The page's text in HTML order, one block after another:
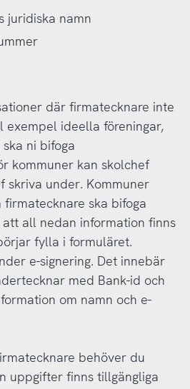
juridiska namn
där firmatecknare inte
exempel ideella föreningar,
ni bifoga
kommuner kan skolchef
skriva under. Kommuner
firmatecknare ska bifoga
all nedan information finns
fylla i formuläret.
e-signering. Det innebär
med Bank-id och
om namn och e-
behöver du
uppgifter finns tillgängliga